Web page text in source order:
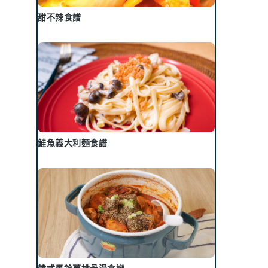
甜不辣食譜
鮭魚義大利麵食譜